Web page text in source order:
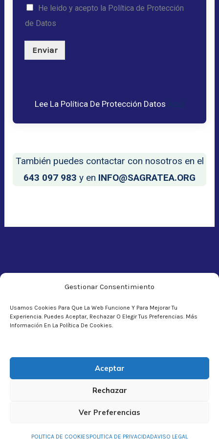
Gestionar Consentimiento
Usamos Cookies Para Que La Web Funcione Y Para Mejorar Tu
Experiencia. Puedes Aceptar, Rechazar O Elegir Tus Preferencias. Más
Información En La Política De Cookies.
Aceptar
Rechazar
Ver Preferencias
POLITICA DE COOKIESPOLITICA DE PRIVACIDADAVISO LEGAL
a
j
e
He leido y acepto la Política de Protección
de Datos
Enviar
Lee La Política De Protección Datos
También puedes contactar con nosotros en el
643 097 983 y en INFO@SAGRATEA.ORG
Copyright © 2026 Asociación Sagratea
AVISO LEGAL
POLITICA DE PRIVACIDAD